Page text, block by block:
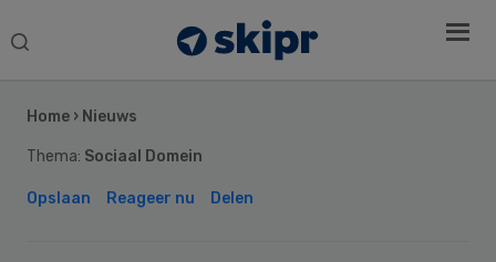
Search
Home › Nieuws
Thema: Sociaal Domein
Opslaan Reageer nu Delen
Sidebar